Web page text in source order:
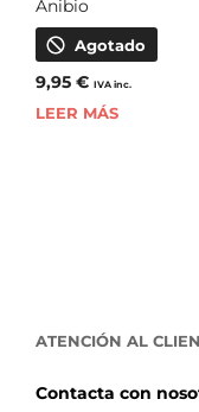
Anibio
Agotado
9,95 € IVA inc.
LEER MÁS
ATENCIÓN AL
Contacta con